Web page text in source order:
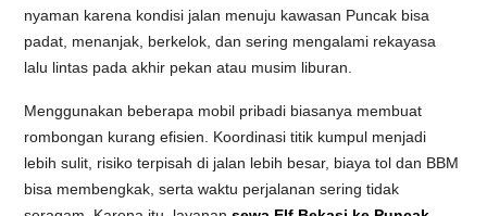
nyaman karena kondisi jalan menuju kawasan Puncak bisa
padat, menanjak, berkelok, dan sering mengalami rekayasa
lalu lintas pada akhir pekan atau musim liburan.
Menggunakan beberapa mobil pribadi biasanya membuat
rombongan kurang efisien. Koordinasi titik kumpul menjadi
lebih sulit, risiko terpisah di jalan lebih besar, biaya tol dan BBM
bisa membengkak, serta waktu perjalanan sering tidak